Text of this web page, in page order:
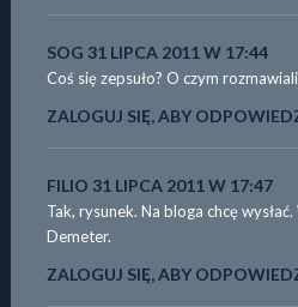
SOG 31 LIPCA 2011 W 17:44
Coś się zepsuło? O czym
ZALOGUJ SIĘ, ABY
FILIO 31 LIPCA 2011 W 17:47
Tak, rysunek. Na bloga chcę wysłać.
Demeter.
ZALOGUJ SIĘ, ABY